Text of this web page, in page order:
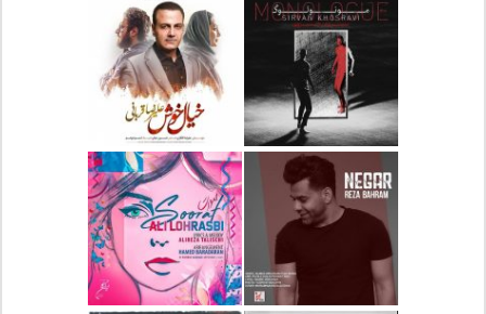
دانلود آلبوم جدید سیروان
خسروی بنام مونولوگ
دانلود آهنگ جدید علیرضا
قربانی بنام خیال خوش